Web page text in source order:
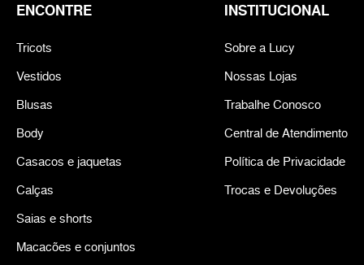
ENCONTRE
Tricots
Vestidos
Blusas
Body
Casacos e jaquetas
Calças
Saias e shorts
Macacões e conjuntos
INSTITUCIONAL
Sobre a Lucy
Nossas Lojas
Trabalhe Conosco
Central de Atendimento
Política de Privacidade
Trocas e Devoluções